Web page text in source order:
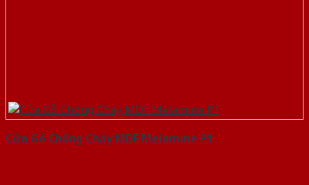
Cửa Gỗ Chống Cháy MDF Melamine P1